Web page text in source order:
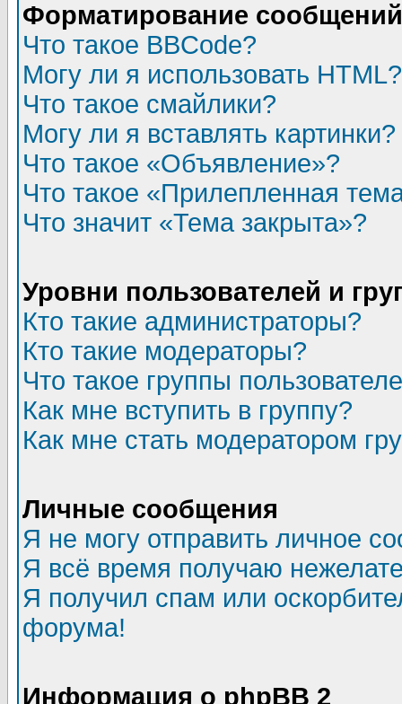
Форматирование
Что такое BBCode?
Могу ли я использовать HTML?
Что такое смайлики?
Могу ли я вставлять картинки?
Что такое «Объявление»?
Что такое «Прилепленная
Что значит «Тема закрыта»?
Уровни пользователей и
Кто такие администраторы?
Кто такие модераторы?
Что такое группы
Как мне вступить в группу?
Как мне стать модератором
Личные сообщения
Я не могу отправить личное
Я всё время получаю
Я получил спам или
форума!
Информация о phpBB 2